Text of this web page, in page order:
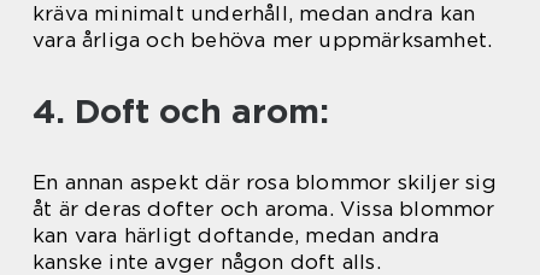
kräva minimalt underhåll, medan andra kan
vara årliga och behöva mer uppmärksamhet.
4. Doft och arom:
En annan aspekt där rosa blommor skiljer sig
åt är deras dofter och aroma. Vissa blommor
kan vara härligt doftande, medan andra
kanske inte avger någon doft alls.